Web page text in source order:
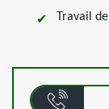
Travail